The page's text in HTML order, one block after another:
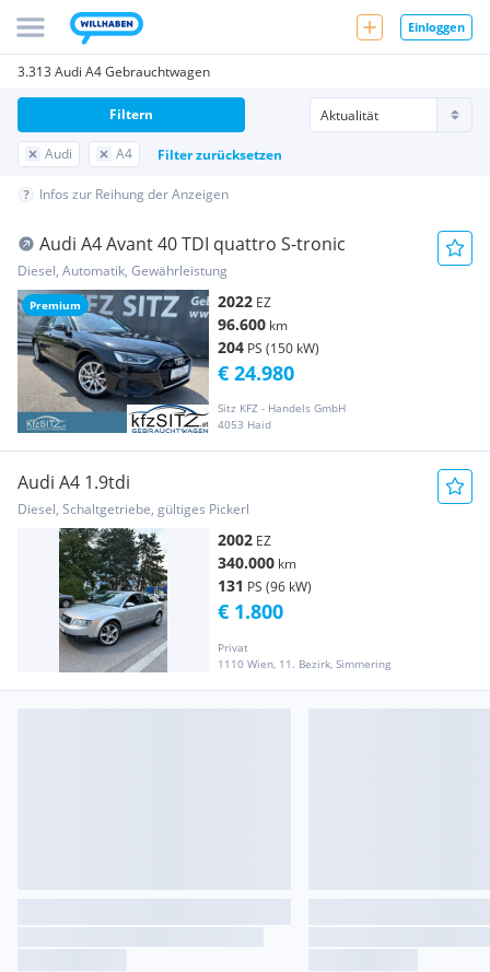
Einloggen
3.313 Audi A4 Gebrauchtwagen
Audi A4 Filter zurücksetzen
Filtern
Infos zur Reihung der Anzeigen
Premium
Audi A4 Avant 40 TDI quattro S-tronic
Diesel, Automatik, Gewährleistung
2022 EZ
96.600 km
204 PS (150 kW)
Sitz KFZ - Handels GmbH
4053 Haid
€ 24.980
Audi A4 1.9tdi
Diesel, Schaltgetriebe, gültiges Pickerl
2002 EZ
340.000 km
131 PS (96 kW)
Privat
1110 Wien, 11. Bezirk, Simmering
€ 1.800